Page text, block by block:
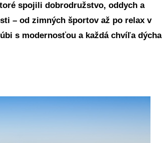
spojili dobrodružstvo, oddych a
– od zimných športov až po relax v
s modernosťou a každá chvíľa dýcha